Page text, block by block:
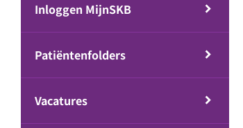
Inloggen MijnSKB
Patiëntenfolders
Vacatures